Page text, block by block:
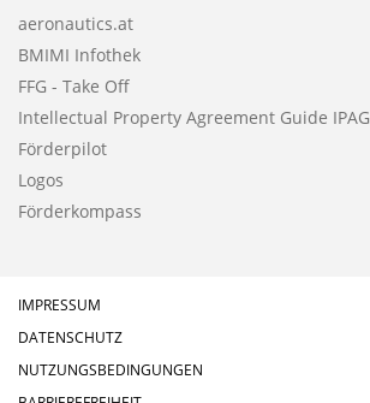
aeronautics.at
BMIMI Infothek
FFG - Take Off
Intellectual Property Agreement Guide IPAG
Förderpilot
Logos
Förderkompass
IMPRESSUM
DATENSCHUTZ
NUTZUNGSBEDINGUNGEN